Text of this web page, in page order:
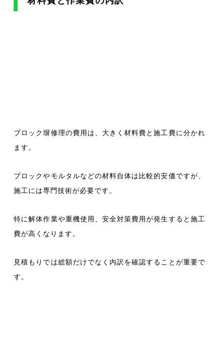
ブロック塀修理の費用は、大きく材料費と施工費に分かれ
ます。
ブロックやモルタルなどの材料自体は比較的安価ですが、
施工には専門技術が必要です。
特に解体作業や重機使用、安全対策費用が発生すると施工
費が高くなります。
見積もりでは総額だけでなく内訳を確認することが重要で
す。